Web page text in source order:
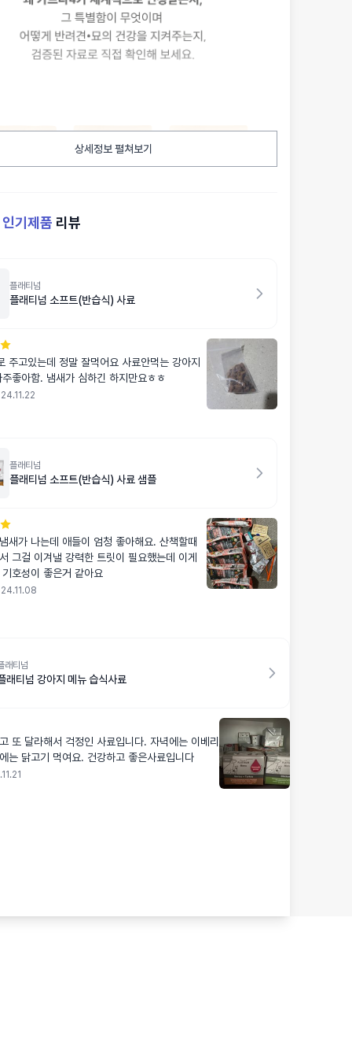
상세정보 펼쳐보기
인기제품 리뷰
플래티넘
플래티넘 소프트(반습식) 사료
주고있는데 정말 잘먹어요 사료안먹는 강아지
좋아함. 냄새가 심하긴 하지만요ㅎㅎ
플래티넘
플래티넘 소프트(반습식) 사료 샘플
새가 나는데 애들이 엄청 좋아해요. 산책할때
그걸 이겨낼 강력한 트릿이 필요했는데 이게
호성이 좋은거 같아요
래티넘
래티넘 강아지 메뉴 습식사료
라해서 걱정인 사료입니다. 자녁에는 이베리
는 닭고기 먹여요. 건강하고 좋은사료입니다